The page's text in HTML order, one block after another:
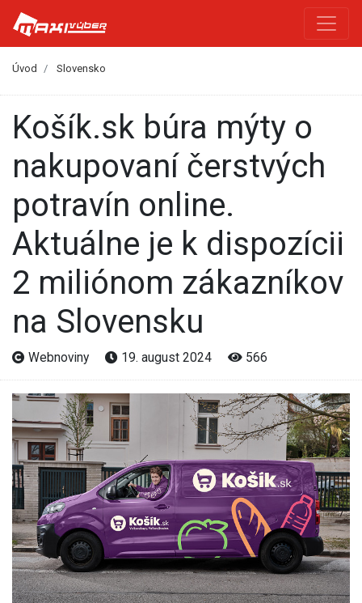
Úvod Slovensko
Košík.sk búra mýty o
nakupovaní čerstvých
potravín online.
Aktuálne je k dispozícii
2 miliónom zákazníkov
na Slovensku
Webnoviny 19. august 2024 566